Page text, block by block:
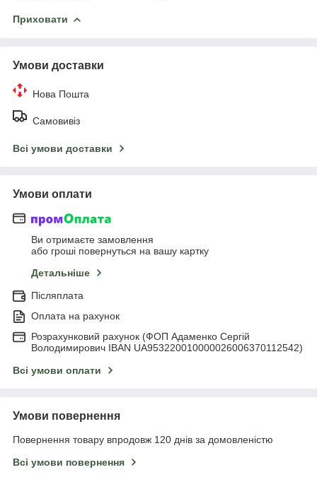
Приховати
Умови доставки
Нова Пошта
Самовивіз
Всі умови доставки
Умови оплати
Ви отримаєте замовлення
або гроші повернуться на вашу картку
Детальніше
Післяплата
Оплата на рахунок
Розрахунковий рахунок (ФОП Адаменко Сергій
Володимирович IBAN UA953220010000026006370112542)
Всі умови оплати
Умови повернення
Повернення товару впродовж 120 днів за домовленістю
Всі умови повернення